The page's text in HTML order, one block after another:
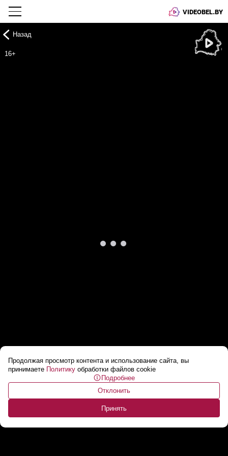
VIDEOBEL.BY
Продолжая просмотр контента и использование сайта, вы
принимаете Политику обработки файлов cookie
Подробнее
Отклонить
Принять
Назад
16+
«Признаков угрозы со стороны Беларуси
нет» // Зачем Зеленский пугает нападением с